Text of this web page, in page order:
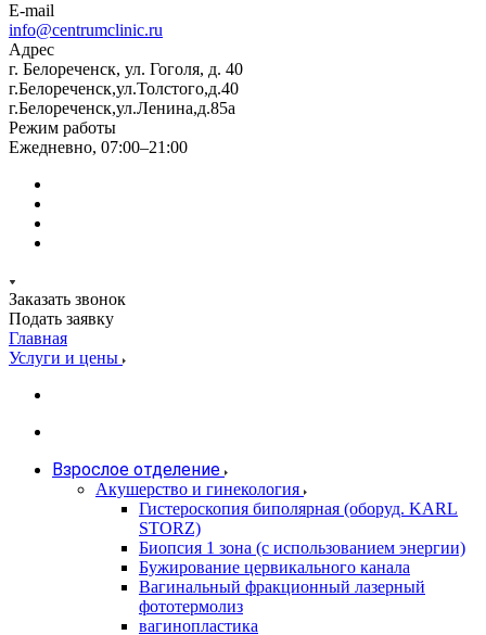
E-mail
info@centrumclinic.ru
Адрес
г. Белореченск, ул. Гоголя, д. 40
г.Белореченск,ул.Толстого,д.40
г.Белореченск,ул.Ленина,д.85а
Режим работы
Ежедневно, 07:00–21:00
Заказать звонок
Подать заявку
Главная
Услуги и цены
Взрослое отделение
Акушерство и гинекология
Гистероскопия биполярная (оборуд. KARL
STORZ)
Биопсия 1 зона (с использованием энергии)
Бужирование цервикального канала
Вагинальный фракционный лазерный
фототермолиз
вагинопластика